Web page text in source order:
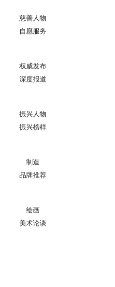
慈善人物
自愿服务
权威发布
深度报道
振兴人物
振兴榜样
制造
品牌推荐
绘画
美术论谈